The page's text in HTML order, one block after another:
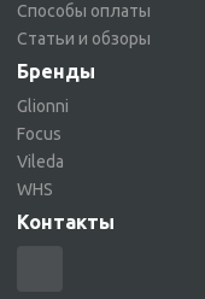
Способы оплаты
Статьи и обзоры
Бренды
Glionni
Focus
Vileda
WHS
Контакты